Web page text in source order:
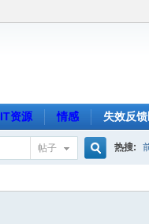
IT资源 情感 失效反
帖子 热搜: